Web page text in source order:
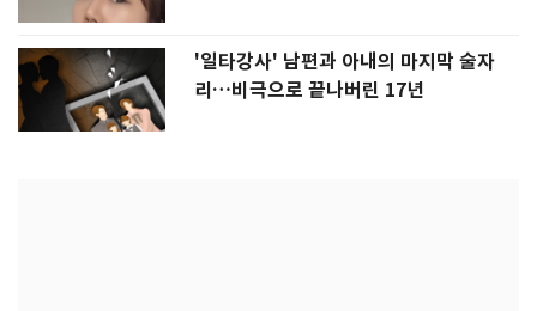
'일타강사' 남편과 아내의 마지막 술자
리…비극으로 끝나버린 17년